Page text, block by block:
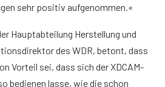
sehr positiv aufgenommen.«
Hauptabteilung Herstellung und
des WDR, betont, dass
Vorteil sei, dass sich der XDCAM-
bedienen lasse, wie die schon